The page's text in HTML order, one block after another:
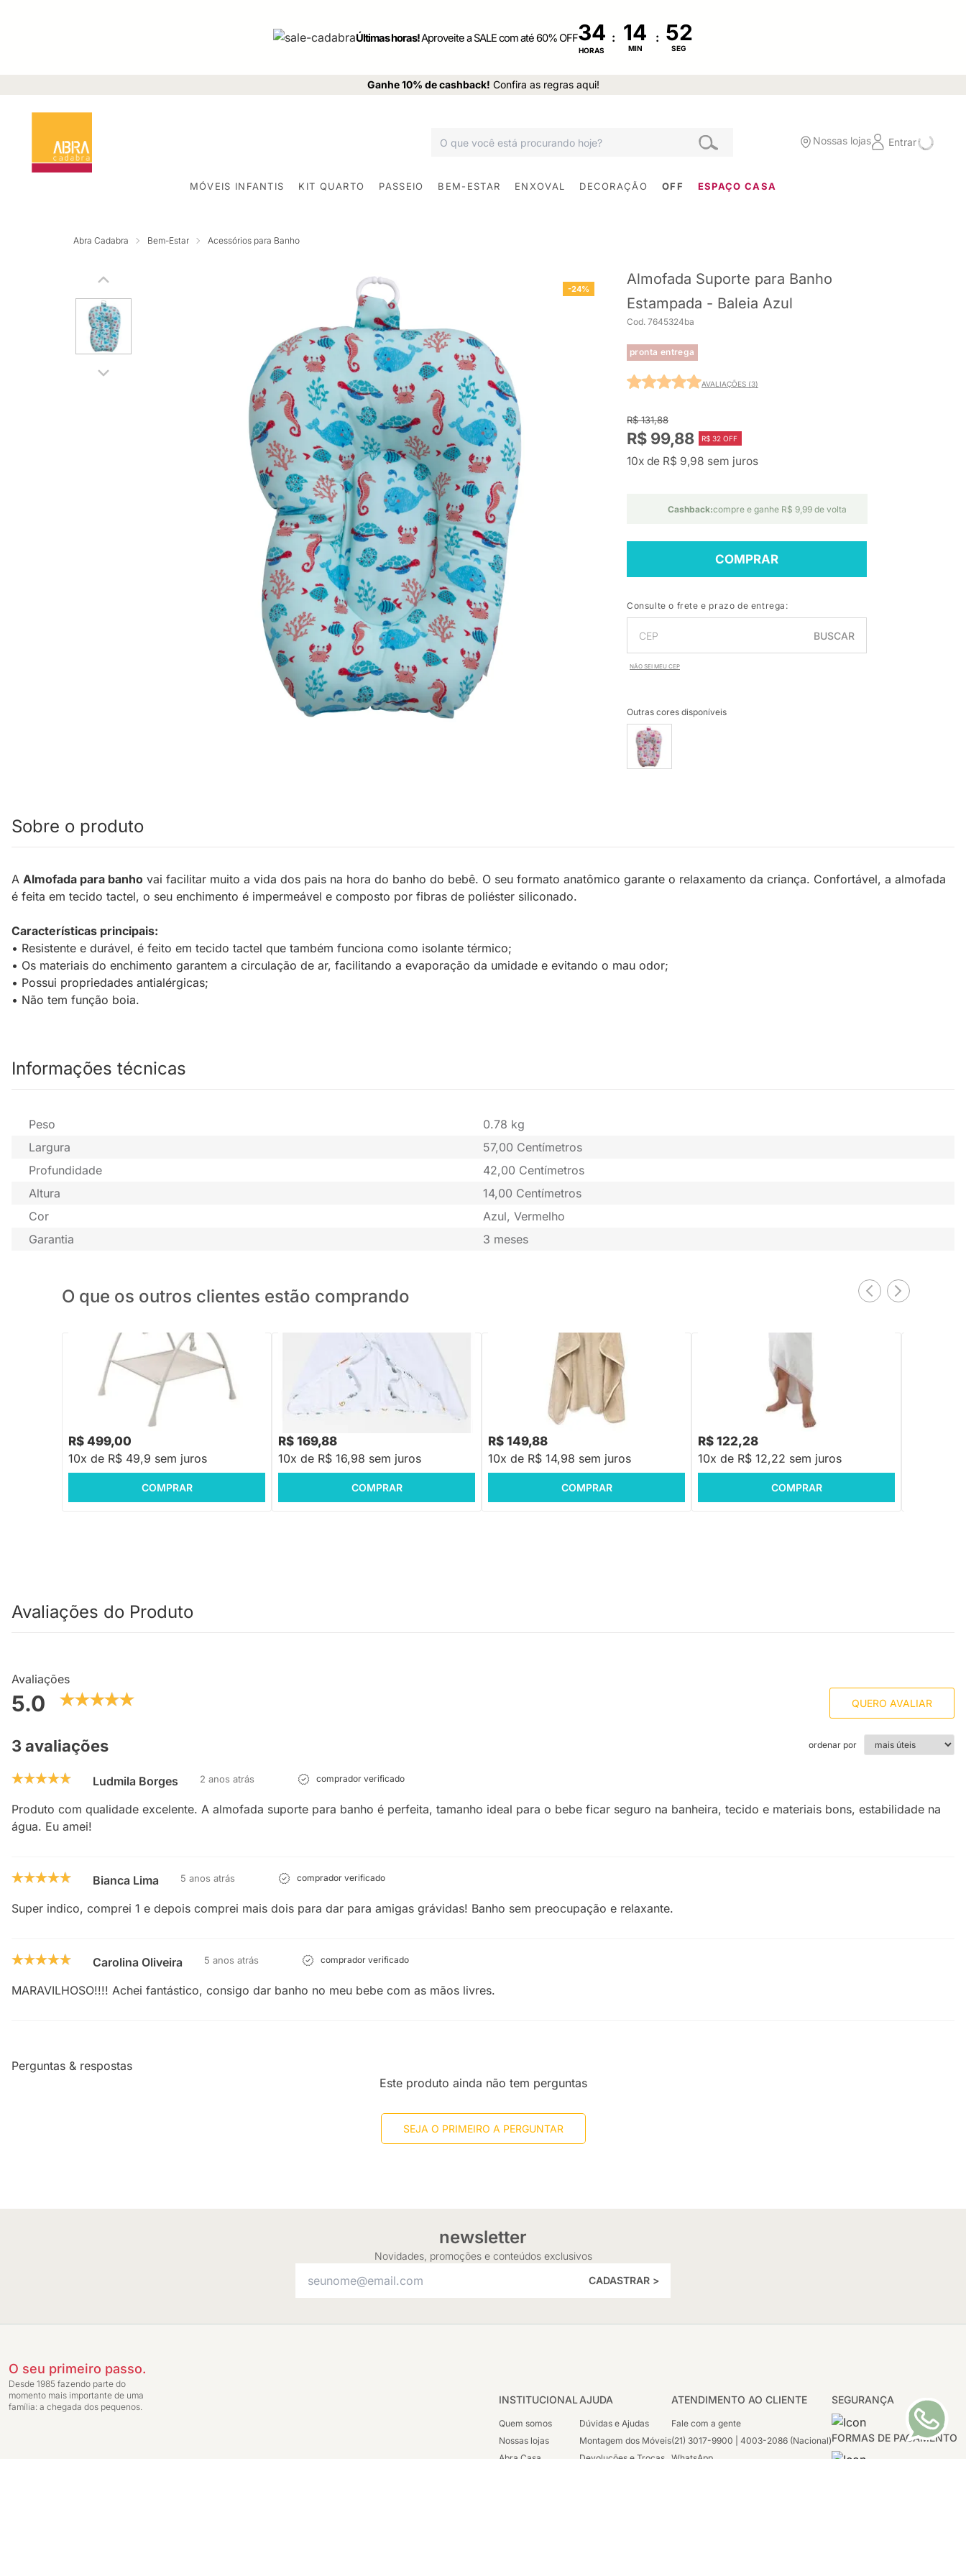
Últimas horas!Aproveite a SALE com até 60% OFF34
HORAS
:
MIN
:
SEG
Ganhe 10% de cashback! Confira as regras aqui!
Nossas lojas Entrar
MÓVEIS INFANTIS KIT QUARTO PASSEIO BEM-ESTAR ENXOVAL DECORAÇÃO OFF ESPAÇO CASA
Abra Cadabra Bem-Estar Acessórios para Banho
-24%
Almofada Suporte para Banho
Estampada - Baleia Azul
Cod. 7645324ba
pronta entrega
AVALIAÇÕES (3)
R$ 131,88
R$ 99,88 R$ 32 OFF
10x de R$ 9,98 sem juros
Cashback:compre e ganhe R$ 9,99 de volta
COMPRAR
Consulte o frete e prazo de entrega:
BUSCAR
NÃO SEI MEU CEP
Outras cores disponíveis
Sobre o produto
A Almofada para banho vai facilitar muito a vida dos pais na hora do banho do bebê. O seu formato anatômico garante o relaxamento da criança. Confortável, a almofada
é feita em tecido tactel, o seu enchimento é impermeável e composto por fibras de poliéster siliconado.
Características principais:
• Resistente e durável, é feito em tecido tactel que também funciona como isolante térmico;
• Os materiais do enchimento garantem a circulação de ar, facilitando a evaporação da umidade e evitando o mau odor;
• Possui propriedades antialérgicas;
• Não tem função boia.
Informações técnicas
Peso
0.78 kg
Largura
57,00 Centímetros
Profundidade
42,00 Centímetros
Altura
14,00 Centímetros
Cor
Azul, Vermelho
Garantia
3 meses
O que os outros clientes estão comprando
PRONTA ENTREGA
Suporte para Banheira Indigo Plus Maxi
Cosi - Elegance Beige
R$ 499,00
10x de R$ 49,9 sem juros
COMPRAR
PRONTA ENTREGA
Toalha de Banho Avental - Selva
Estampado
R$ 169,88
10x de R$ 16,98 sem juros
COMPRAR
PRONTA ENTREGA
Toalha de Banho Infantil Leão Bege -
0,70cm X 1,00m
R$ 149,88
10x de R$ 14,98 sem juros
COMPRAR
Toalha de Bebê com Capuz Comfort
Power Rosa - 80x100cm
R$ 122,28
10x de R$ 12,22 sem juros
COMPRAR
Avaliações do Produto
Avaliações
5.0 QUERO AVALIAR
3 avaliações ordenar por
Ludmila Borges 2 anos atrás comprador verificado
Produto com qualidade excelente. A almofada suporte para banho é perfeita, tamanho ideal para o bebe ficar seguro na banheira, tecido e materiais bons, estabilidade na
água. Eu amei!
Bianca Lima 5 anos atrás comprador verificado
Super indico, comprei 1 e depois comprei mais dois para dar para amigas grávidas! Banho sem preocupação e relaxante.
Carolina Oliveira 5 anos atrás comprador verificado
MARAVILHOSO!!!! Achei fantástico, consigo dar banho no meu bebe com as mãos livres.
Perguntas & respostas
Este produto ainda não tem perguntas
SEJA O PRIMEIRO A PERGUNTAR
newsletter
Novidades, promoções e conteúdos exclusivos
CADASTRAR >
O seu primeiro passo.
Desde 1985 fazendo parte do
momento mais importante de uma
família: a chegada dos pequenos.
INSTITUCIONAL
Quem somos
Nossas lojas
Abra Casa
AJUDA
Dúvidas e Ajudas
Montagem dos Móveis
Devoluções e Trocas
SEGURANÇA
FORMAS DE PAGAMENTO
ATENDIMENTO AO CLIENTE
Fale com a gente
(21) 3017-9900 | 4003-2086 (Nacional)
WhatsApp